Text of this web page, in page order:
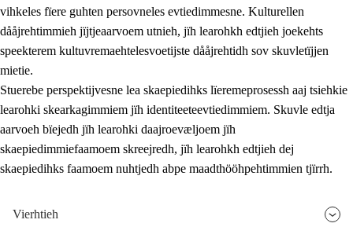
vihkeles fïere guhten persovneles evtiedimmesne. Kulturellen
dååjrehtimmieh jïjtjeaarvoem utnieh, jïh learohkh edtjieh joekehts
speekterem kultuvremaehtelesvoetijste dååjrehtidh sov skuvletïjjen
mietie.
Stuerebe perspektijvesne lea skaepiedihks lïeremeprosessh aaj tsiehkie
learohki skearkagimmiem jïh identiteeteevtiedimmiem. Skuvle edtja
aarvoeh bïejedh jïh learohki daajroevæljoem jïh
skaepiedimmiefaamoem skreejredh, jïh learohkh edtjieh dej
skaepiedihks faamoem nuhtjedh abpe maadthööhpehtimmien tjïrrh.
Vierhtieh